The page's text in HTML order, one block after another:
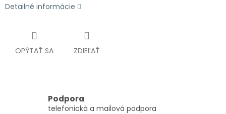
Detailné informácie
OPÝTAŤ SA ZDIEĽAŤ
Podpora
telefonická a mailová podpora